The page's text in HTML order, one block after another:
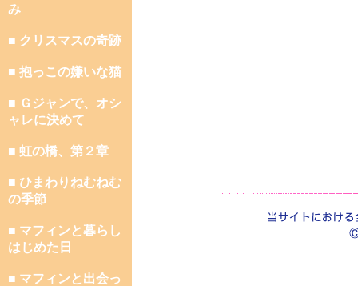
み
■ クリスマスの奇跡
■ 抱っこの嫌いな猫
■ Ｇジャンで、オシ
ャレに決めて
■ 虹の橋、第２章
■ ひまわりねむねむ
の季節
■ マフィンと暮らし
はじめた日
■ マフィンと出会っ